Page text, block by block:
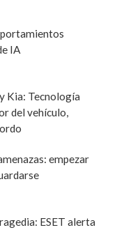
IA
Kia: Tecnología
del vehículo,
empezar
ESET alerta